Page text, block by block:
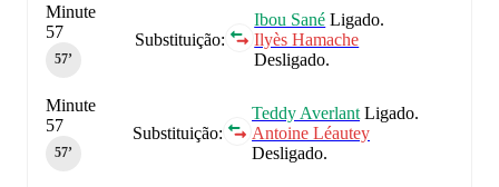
Substituição:
Ibou Sané Ligado.
Ilyès Hamache
Desligado.
Minute
57
57‎’‎
Substituição:
Teddy Averlant Ligado.
Antoine Léautey
Desligado.
Minute
57
57‎’‎